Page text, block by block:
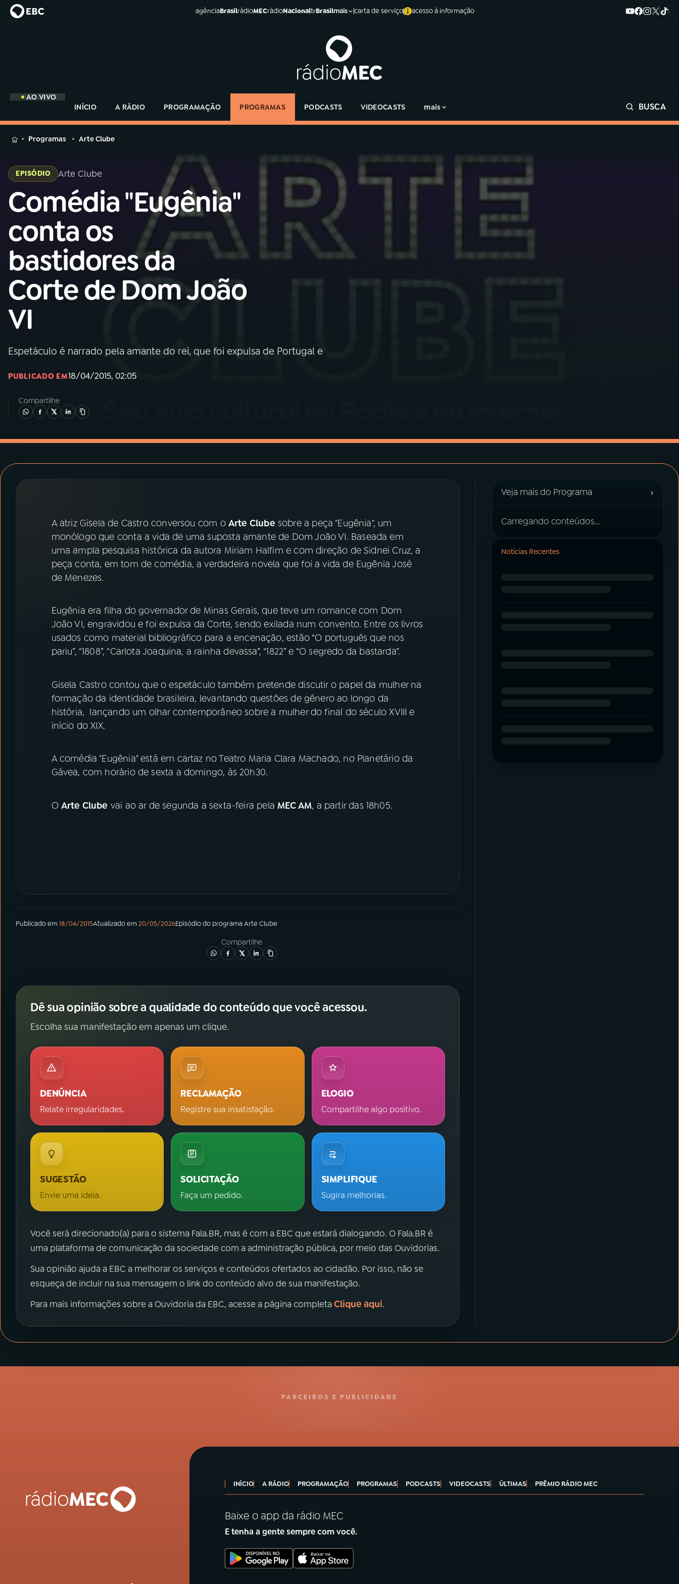
agênciaBrasilrádioMECrádioNacionaltvBrasilmais carta de serviço acesso à informação
AO VIVO
INÍCIO
A RÁDIO PROGRAMAÇÃO PROGRAMAS PODCASTS VIDEOCASTS mais BUSCA
MENU
Buscar
na
Rádio
MEC
Buscar
Início AO VIVO
01 INÍCIO
02A RÁDIO
04PROGRAMAS
06VIDEOCASTS
ACOMPANHE A RÁDIO MEC
Facebook
Instagram
na
Rádio
Programas Arte Clube
EPISÓDIO Arte Clube
Comédia "Eugênia"
conta os
bastidores da
Corte de Dom João
VI
Espetáculo é narrado pela amante do rei, que foi expulsa de Portugal e
PUBLICADO EM18/04/2015, 02:05
Compartilhe
A atriz Gisela de Castro conversou com o Arte Clube sobre a peça "Eugênia", um
monólogo que conta a vida de uma suposta amante de Dom João VI. Baseada em
uma ampla pesquisa histórica da autora Miriam Halfim e com direção de Sidnei Cruz, a
peça conta, em tom de comédia, a verdadeira novela que foi a vida de Eugênia José
de Menezes.
Eugênia era filha do governador de Minas Gerais, que teve um romance com Dom
João VI, engravidou e foi expulsa da Corte, sendo exilada num convento. Entre os livros
usados como material bibliográfico para a encenação, estão “O português que nos
pariu”, “1808”, “Carlota Joaquina, a rainha devassa”, “1822” e “O segredo da bastarda”.
Gisela Castro contou que o espetáculo também pretende discutir o papel da mulher na
formação da identidade brasileira, levantando questões de gênero ao longo da
história, lançando um olhar contemporâneo sobre a mulher do final do século XVIII e
início do XIX.
A comédia "Eugênia" está em cartaz no Teatro Maria Clara Machado, no Planetário da
Gávea, com horário de sexta a domingo, às 20h30.
O Arte Clube vai ao ar de segunda a sexta-feira pela MEC AM, a partir das 18h05.
Publicado em18/04/2015Atualizado em20/05/2026Episódiodo programaArte Clube
Compartilhe
Dê sua opinião sobre a qualidade do conteúdo que você acessou.
Escolha sua manifestação em apenas um clique.
DENÚNCIA
Relate irregularidades.
RECLAMAÇÃO
Registre sua insatisfação.
ELOGIO
Compartilhe algo positivo.
SUGESTÃO
Envie uma ideia.
SOLICITAÇÃO
Faça um pedido.
SIMPLIFIQUE
Sugira melhorias.
Você será direcionado(a) para o sistema Fala.BR, mas é com a EBC que estará dialogando. O Fala.BR é
uma plataforma de comunicação da sociedade com a administração pública, por meio das Ouvidorias.
Sua opinião ajuda a EBC a melhorar os serviços e conteúdos ofertados ao cidadão. Por isso, não se
esqueça de incluir na sua mensagem o link do conteúdo alvo de sua manifestação.
Para mais informações sobre a Ouvidoria da EBC, acesse a página completaClique aqui.
Veja mais do Programa ›
Carregando conteúdos...
Notícias Recentes
PARCEIROS E PUBLICIDADE
INÍCIO A RÁDIO PROGRAMAÇÃO PROGRAMAS PODCASTS VIDEOCASTS ÚLTIMAS PRÊMIO RÁDIO MEC
Baixe o app da rádio MEC
E tenha a gente sempre com você.